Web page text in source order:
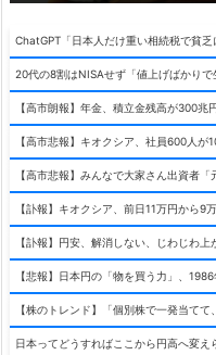
20代の8割はNISAせず「値上げばかり
【高市朗報】年金、積立金残高が300
【高市悲報】キオクシア、社員600人
【訃報】キオクシア、前日11万円から
【訃報】円安、解消しない、じわじわ上
日本ってどうすればここから円高へ変